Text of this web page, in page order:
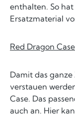
enthalten. So
Ersatzmaterial
Red Dragon
Damit das
verstauen
Case. Das
auch an. Hier